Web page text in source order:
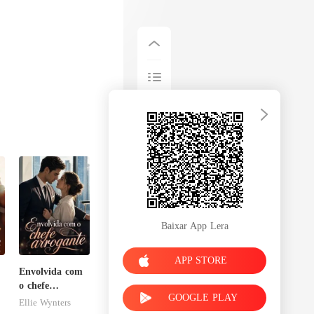
Envolvida com
o chefe
arrogante
Ellie Wynters
Baixar App Lera
APP STORE
GOOGLE PLAY